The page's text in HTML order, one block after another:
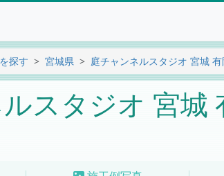
探す 宮城県 庭チャンネルスタジオ 宮城
スタジオ 宮城